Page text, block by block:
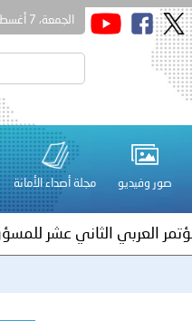
الجمعة، 7 أغسطس 2026
صور وفيديو مجلة أصداء الأمانة
08/05 م - بمناسبة صدور المرسومين
مساعد لشؤون الأمن العام..
الحوثية على الأعيان
العربي الثاني عشر